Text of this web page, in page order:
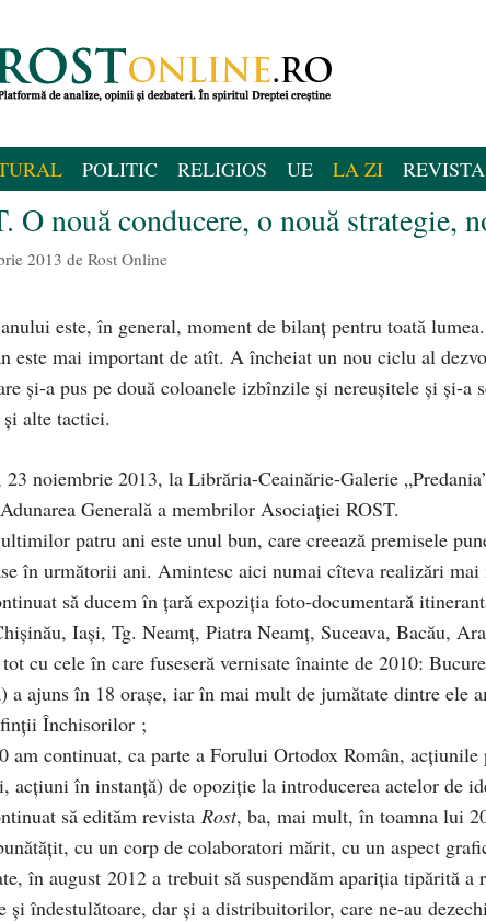
POLITIC RELIGIOS UE LA ZI
O nouă conducere, o nouă strategie,
2013 de Rost Online
este, în general, moment de bilanţ pentru toată
este mai important de atît. A încheiat un nou ciclu al
şi-a pus pe două coloanele izbînzile şi nereuşitele şi şi-a
şi alte tactici.
23 noiembrie 2013, la Librăria-Ceainărie-Galerie
Generală a membrilor Asociaţiei ROST.
patru ani este unul bun, care creează premisele
în următorii ani. Amintesc aici numai cîteva realizări mai
să ducem în ţară expoziţia foto-documentară
Iaşi, Tg. Neamţ, Piatra Neamţ, Suceava, Bacău,
cu cele în care fuseseră vernisate înainte de 2010:
a ajuns în 18 oraşe, iar în mai mult de jumătate dintre ele
Închisorilor ;
am continuat, ca parte a Forului Ortodox Român, acţiunile
acţiuni în instanţă) de opoziţie la introducerea actelor de
să edităm revista Rost, ba, mai mult, în toamna lui
cu un corp de colaboratori mărit, cu un aspect
în august 2012 a trebuit să suspendăm apariţia tipărită
şi îndestulătoare, dar şi a distribuitorilor, care ne-au